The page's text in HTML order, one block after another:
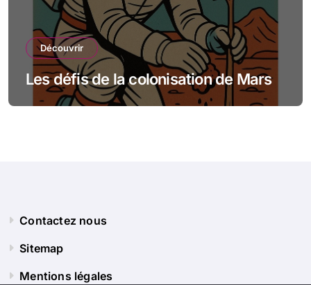
Découvrir
Les défis de la colonisation de Mars
Contactez nous
Sitemap
Mentions légales